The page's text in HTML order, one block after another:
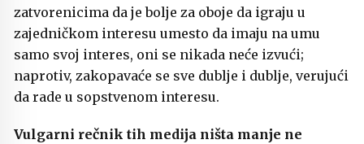
zatvorenicima da je bolje za oboje da igraju u
zajedničkom interesu umesto da imaju na umu
samo svoj interes, oni se nikada neće izvući;
naprotiv, zakopavaće se sve dublje i dublje, verujući
da rade u sopstvenom interesu.
Vulgarni rečnik tih medija ništa manje ne